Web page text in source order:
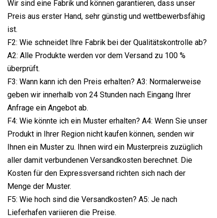
Wir sind eine Fabrik und können garantieren, dass unser
Preis aus erster Hand, sehr günstig und wettbewerbsfähig
ist.
F2: Wie schneidet Ihre Fabrik bei der Qualitätskontrolle ab?
A2: Alle Produkte werden vor dem Versand zu 100 %
überprüft.
F3: Wann kann ich den Preis erhalten? A3: Normalerweise
geben wir innerhalb von 24 Stunden nach Eingang Ihrer
Anfrage ein Angebot ab.
F4: Wie könnte ich ein Muster erhalten? A4: Wenn Sie unser
Produkt in Ihrer Region nicht kaufen können, senden wir
Ihnen ein Muster zu. Ihnen wird ein Musterpreis zuzüglich
aller damit verbundenen Versandkosten berechnet. Die
Kosten für den Expressversand richten sich nach der
Menge der Muster.
F5: Wie hoch sind die Versandkosten? A5: Je nach
Lieferhafen variieren die Preise.